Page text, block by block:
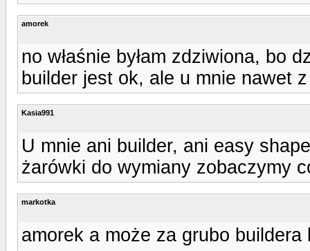
amorek
no właśnie byłam zdziwiona, bo
builder jest ok, ale u mnie nawet
Kasia991
U mnie ani builder, ani easy
żarówki do wymiany zobaczymy
markotka
amorek a może za grubo buildera